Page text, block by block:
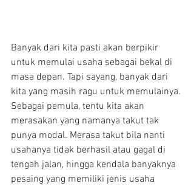
Banyak dari kita pasti akan berpikir
untuk memulai usaha sebagai bekal di
masa depan. Tapi sayang, banyak dari
kita yang masih ragu untuk memulainya.
Sebagai pemula, tentu kita akan
merasakan yang namanya takut tak
punya modal. Merasa takut bila nanti
usahanya tidak berhasil atau gagal di
tengah jalan, hingga kendala banyaknya
pesaing yang memiliki jenis usaha